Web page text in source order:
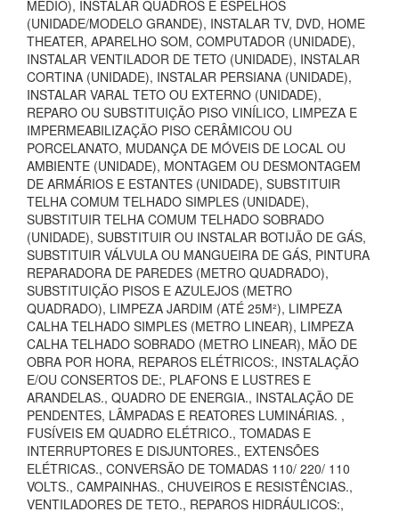
MÉDIO), INSTALAR QUADROS E ESPELHOS
(UNIDADE/MODELO GRANDE), INSTALAR TV, DVD, HOME
THEATER, APARELHO SOM, COMPUTADOR (UNIDADE),
INSTALAR VENTILADOR DE TETO (UNIDADE), INSTALAR
CORTINA (UNIDADE), INSTALAR PERSIANA (UNIDADE),
INSTALAR VARAL TETO OU EXTERNO (UNIDADE),
REPARO OU SUBSTITUIÇÃO PISO VINÍLICO, LIMPEZA E
IMPERMEABILIZAÇÃO PISO CERÂMICOU OU
PORCELANATO, MUDANÇA DE MÓVEIS DE LOCAL OU
AMBIENTE (UNIDADE), MONTAGEM OU DESMONTAGEM
DE ARMÁRIOS E ESTANTES (UNIDADE), SUBSTITUIR
TELHA COMUM TELHADO SIMPLES (UNIDADE),
SUBSTITUIR TELHA COMUM TELHADO SOBRADO
(UNIDADE), SUBSTITUIR OU INSTALAR BOTIJÃO DE GÁS,
SUBSTITUIR VÁLVULA OU MANGUEIRA DE GÁS, PINTURA
REPARADORA DE PAREDES (METRO QUADRADO),
SUBSTITUIÇÃO PISOS E AZULEJOS (METRO
QUADRADO), LIMPEZA JARDIM (ATÉ 25M²), LIMPEZA
CALHA TELHADO SIMPLES (METRO LINEAR), LIMPEZA
CALHA TELHADO SOBRADO (METRO LINEAR), MÃO DE
OBRA POR HORA, REPAROS ELÉTRICOS:, INSTALAÇÃO
E/OU CONSERTOS DE:, PLAFONS E LUSTRES E
ARANDELAS., QUADRO DE ENERGIA., INSTALAÇÃO DE
PENDENTES, LÂMPADAS E REATORES LUMINÁRIAS. ,
FUSÍVEIS EM QUADRO ELÉTRICO., TOMADAS E
INTERRUPTORES E DISJUNTORES., EXTENSÕES
ELÉTRICAS., CONVERSÃO DE TOMADAS 110/ 220/ 110
VOLTS., CAMPAINHAS., CHUVEIROS E RESISTÊNCIAS.,
VENTILADORES DE TETO., REPAROS HIDRÁULICOS:,